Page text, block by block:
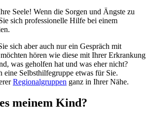
Seele! Wenn die Sorgen und Ängste zu
sich professionelle Hilfe bei einem
sich aber auch nur ein Gespräch mit
hören wie diese mit Ihrer Erkrankung
was geholfen hat und was eher nicht?
eine Selbsthilfegruppe etwas für Sie.
Regionalgruppen ganz in Ihrer Nähe.
meinem Kind?